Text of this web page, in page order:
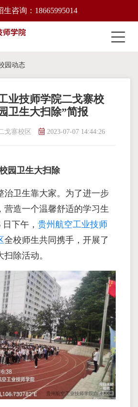
生咨询：18665995014
园动态
业技师学院二戈寨校
卫生大扫除”简报
戈寨校区 2023-07-07 14:44:26
园卫生大扫除
治卫生靠大家。为了进一步
营造一个温馨舒适的学习生
下午， 贵州航空工业技师
全校师生共同携手，开展了
除活动。